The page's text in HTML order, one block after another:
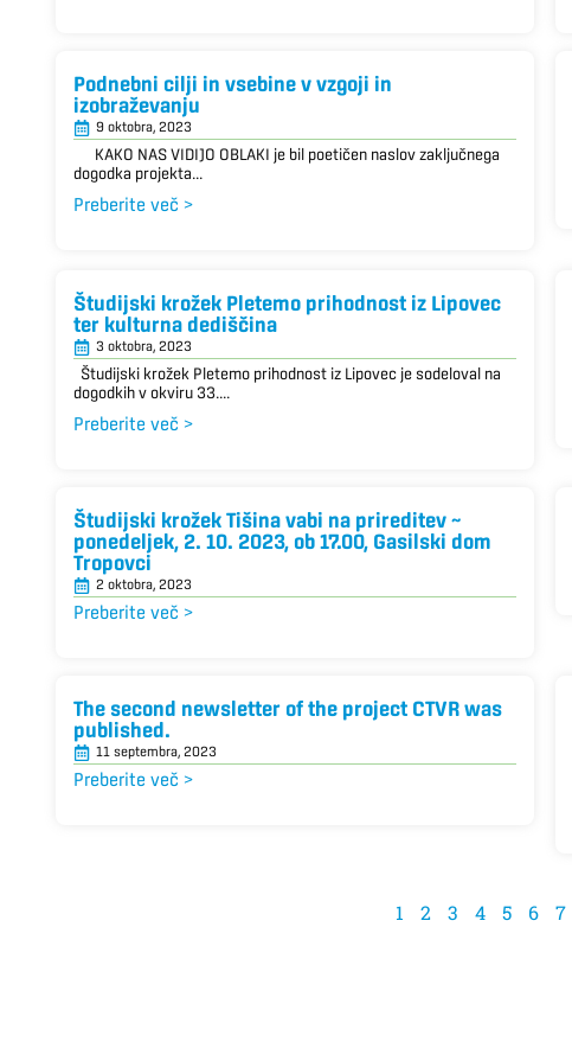
Podnebni cilji in vsebine v vzgoji in
izobraževanju
9 oktobra, 2023
KAKO NAS VIDIJO OBLAKI je bil poetičen naslov zaključnega
dogodka projekta...
Preberite več >
Študijski krožek Pletemo prihodnost iz Lipovec
ter kulturna dediščina
3 oktobra, 2023
Študijski krožek Pletemo prihodnost iz Lipovec je sodeloval na
dogodkih v okviru 33....
Preberite več >
Študijski krožek Tišina vabi na prireditev ~
ponedeljek, 2. 10. 2023, ob 17.00, Gasilski dom
Tropovci
2 oktobra, 2023
Preberite več >
The second newsletter of the project CTVR was
published.
11 septembra, 2023
Preberite več >
1 2 3 4 5 6 7